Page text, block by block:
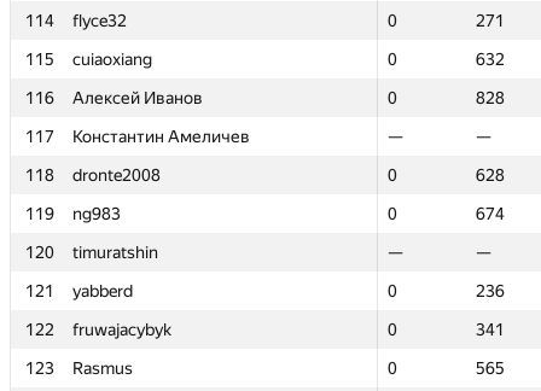
114
flyce32 0
271
115
cuiaoxiang 0
632
116
Алексей Иванов 0
828
117
Константин Амеличев —
—
118
dronte2008 0
628
119
ng983 0
674
120
timuratshin —
—
121
yabberd 0
236
122
fruwajacybyk 0
341
123
Rasmus 0
565
114
flyce32 0
271
115
cuiaoxiang 0
632
116
Алексей Иванов 0
828
117
Константин Амеличев —
—
118
dronte2008 0
628
119
ng983 0
674
120
timuratshin —
—
121
yabberd 0
236
122
fruwajacybyk 0
341
123
Rasmus 0
565